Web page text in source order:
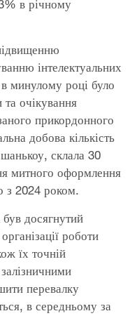
в річному
інтелектуальних
минулому році було
очікування
прикордонного
добова кількість
склала 30
митного оформлення
з 2024 роком.
досягнутий
роботи
їх точній
перевалку
в середньому за